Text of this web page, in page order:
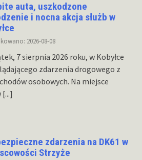
auta, uszkodzone
i nocna akcja służb w
2026-08-08
7 sierpnia 2026 roku, w Kobyłce
zdarzenia drogowego z
osobowych. Na miejsce
[...]
zdarzenia na DK61 w
Strzyże